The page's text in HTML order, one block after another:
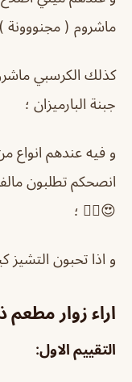
ماشروم ( مجنووونة
كذلك الكرسبي
جبنة البارميزان ؛
و فيه عندهم انواع
انصحكم تطلبون
😍✌🏻 ؛
و اذا تحبون
اراء زوار
التقييم الاول: